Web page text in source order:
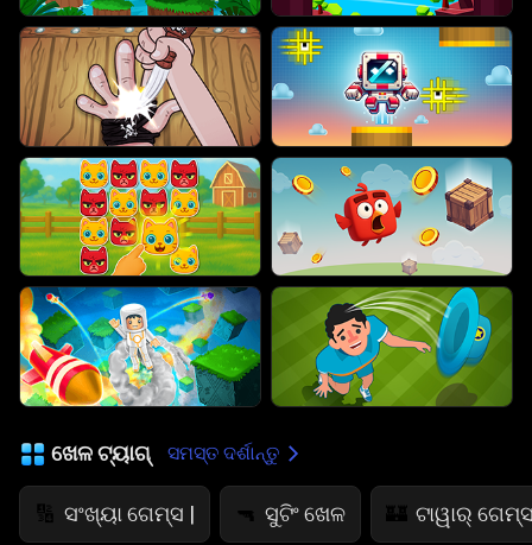
ଖେଳ ଟ୍ୟାଗ୍ ସମସ୍ତ ଦର୍ଶାନ୍ତୁ
🔢 ସଂଖ୍ୟା ଗେମ୍ସ | 🔫 ସୁଟିଂ ଖେଳ 🏰 ଟାୱାର୍